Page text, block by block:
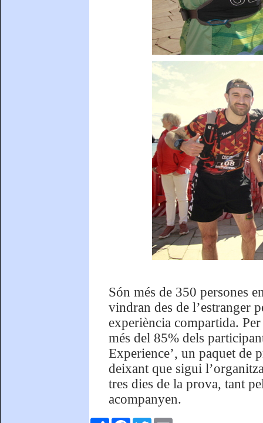
Són més de 350 persones
vindran des de l’estranger
experiència compartida.
més del 85% dels
Experience’, un paquet de
deixant que sigui
tres dies de la prova, tant
acompanyen.